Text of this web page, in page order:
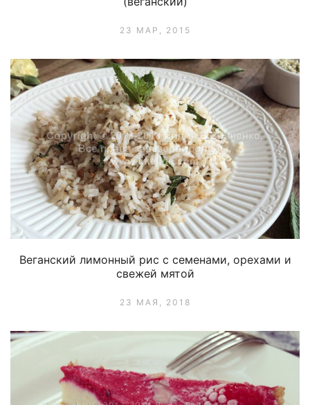
23 МАР, 2015
Веганский лимонный рис с семенами, орехами и
свежей мятой
23 МАЯ, 2018